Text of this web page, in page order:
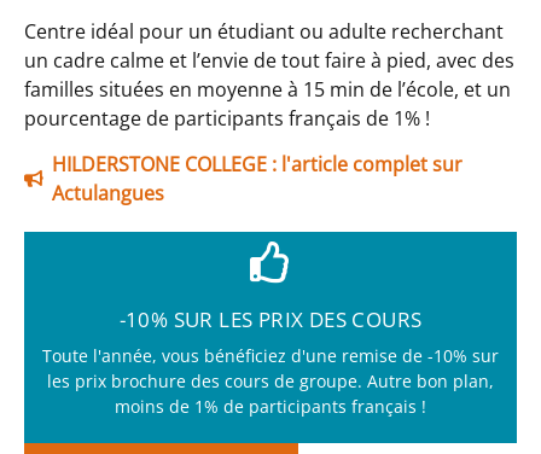
Centre idéal pour un étudiant ou adulte recherchant
un cadre calme et l’envie de tout faire à pied, avec des
familles situées en moyenne à 15 min de l’école, et un
pourcentage de participants français de 1% !
HILDERSTONE COLLEGE : l'article complet sur
Actulangues
-10% SUR LES PRIX DES COURS
Toute l'année, vous bénéficiez d'une remise de -10% sur
les prix brochure des cours de groupe. Autre bon plan,
moins de 1% de participants français !